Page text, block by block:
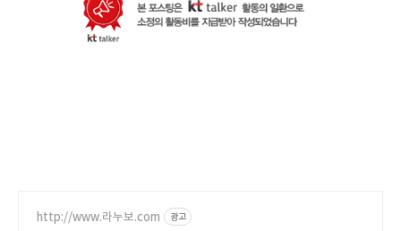
http://www.라누보.com 광고